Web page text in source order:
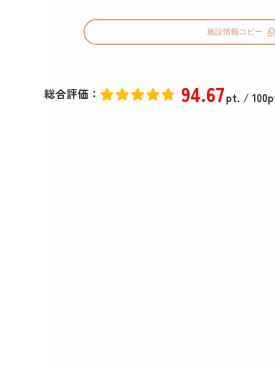
施設情報コピー
総合評価： 94.67pt. /